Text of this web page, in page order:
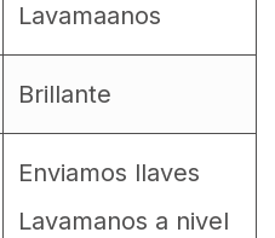
Lavamaanos
Brillante
Enviamos llaves
Lavamanos a nivel